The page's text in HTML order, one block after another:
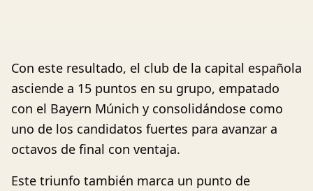
Con este resultado, el club de la capital española
asciende a 15 puntos en su grupo, empatado
con el Bayern Múnich y consolidándose como
uno de los candidatos fuertes para avanzar a
octavos de final con ventaja.
Este triunfo también marca un punto de